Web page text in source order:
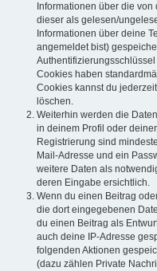
Informationen über die
dieser als gelesen/
Informationen über deine
angemeldet bist)
Cookies haben
Cookies kannst du
löschen.
Weiterhin werden die
in deinem Profil oder
Registrierung sind
Mail-Adresse und ein
weitere Daten als
deren Eingabe ersichtlich.
Wenn du einen Beitrag
die dort eingegebenen
du einen Beitrag als
auch deine IP-Adresse
folgenden Aktionen
(dazu zählen Private